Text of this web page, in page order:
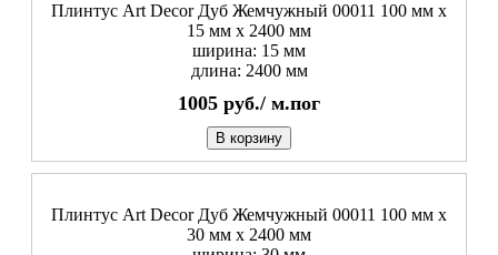
Плинтус Art Decor Дуб Жемчужный 00011 100 мм х
15 мм х 2400 мм
ширина: 15 мм
длина: 2400 мм
1005 руб./ м.пог
В корзину
Плинтус Art Decor Дуб Жемчужный 00011 100 мм х
30 мм х 2400 мм